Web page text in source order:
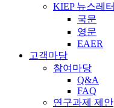
KIEP 뉴스레터
국문
영문
EAER
고객마당
참여마당
Q&A
FAQ
연구과제 제안